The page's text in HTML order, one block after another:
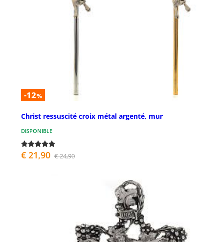
-12%
Christ ressuscité croix métal argenté, mur
DISPONIBLE
€ 21,90 € 24,90